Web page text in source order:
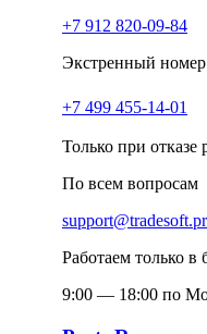
+7 912 820-09-84
Экстренный
+7 499 455-14-01
Только при отказе
По всем вопросам
Работаем только в
9:00 — 18:00 по